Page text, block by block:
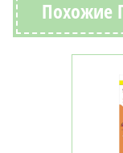
Похожие